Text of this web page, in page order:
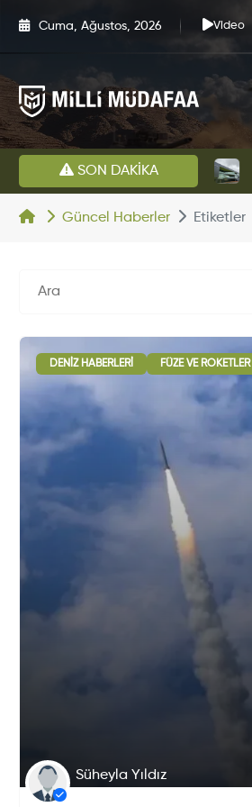
Cuma, Ağustos, 2026 Video
SON DAKİKA
Güncel Haberler Etiketler
DENIZ HABERLERI FÜZE VE ROKETLER
Süheyla Yıldız